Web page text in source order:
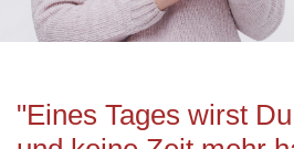
"Eines Tages wirst